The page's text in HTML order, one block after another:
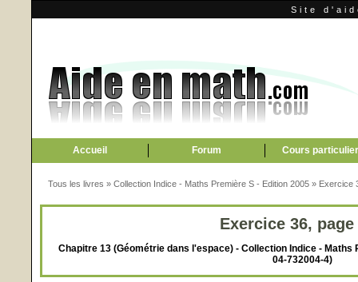
Site
Accueil Forum Cours
Tous les livres » Collection Indice - Maths Première S - Edition 2005 » Exercice
Exercice 36, page
Chapitre 13 (Géométrie dans l'espace) - Collection Indice - Maths
04-732004-4)